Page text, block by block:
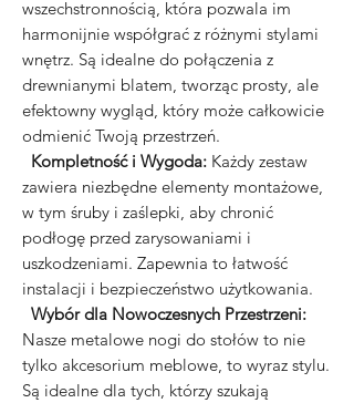
wszechstronnością, która pozwala im
harmonijnie współgrać z różnymi stylami
wnętrz. Są idealne do połączenia z
drewnianymi blatem, tworząc prosty, ale
efektowny wygląd, który może całkowicie
odmienić Twoją przestrzeń.
Kompletność i Wygoda: Każdy zestaw
zawiera niezbędne elementy montażowe,
w tym śruby i zaślepki, aby chronić
podłogę przed zarysowaniami i
uszkodzeniami. Zapewnia to łatwość
instalacji i bezpieczeństwo użytkowania.
Wybór dla Nowoczesnych Przestrzeni:
Nasze metalowe nogi do stołów to nie
tylko akcesorium meblowe, to wyraz stylu.
Są idealne dla tych, którzy szukają